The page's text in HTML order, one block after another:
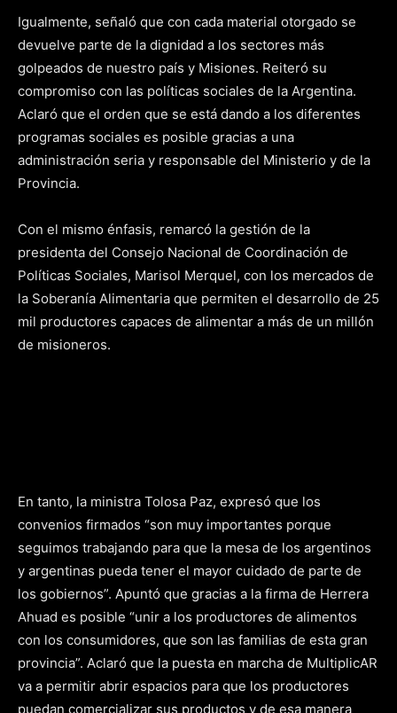
Igualmente, señaló que con cada material otorgado se
devuelve parte de la dignidad a los sectores más
golpeados de nuestro país y Misiones. Reiteró su
compromiso con las políticas sociales de la Argentina.
Aclaró que el orden que se está dando a los diferentes
programas sociales es posible gracias a una
administración seria y responsable del Ministerio y de la
Provincia.
Con el mismo énfasis, remarcó la gestión de la
presidenta del Consejo Nacional de Coordinación de
Políticas Sociales, Marisol Merquel, con los mercados de
la Soberanía Alimentaria que permiten el desarrollo de 25
mil productores capaces de alimentar a más de un millón
de misioneros.
En tanto, la ministra Tolosa Paz, expresó que los
convenios firmados “son muy importantes porque
seguimos trabajando para que la mesa de los argentinos
y argentinas pueda tener el mayor cuidado de parte de
los gobiernos”. Apuntó que gracias a la firma de Herrera
Ahuad es posible “unir a los productores de alimentos
con los consumidores, que son las familias de esta gran
provincia”. Aclaró que la puesta en marcha de MultiplicAR
va a permitir abrir espacios para que los productores
puedan comercializar sus productos y de esa manera